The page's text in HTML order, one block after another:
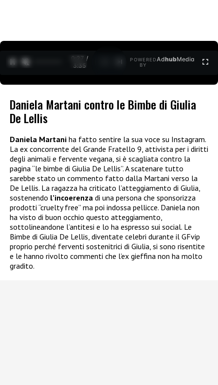
0:27 /
3:35
POWERED
BY
AdhubMedia
Daniela Martani contro le Bimbe di Giulia
De Lellis
Daniela Martani ha fatto sentire la sua voce su Instagram.
La ex concorrente del Grande Fratello 9, attivista per i diritti
degli animali e fervente vegana, si è scagliata contro la
pagina “le bimbe di Giulia De Lellis”. A scatenare tutto
sarebbe stato un commento fatto dalla Martani verso la
De Lellis. La ragazza ha criticato l’atteggiamento di Giulia,
sostenendo l’incoerenza di una persona che sponsorizza
prodotti “cruelty free” ma poi indossa pellicce. Daniela non
ha visto di buon occhio questo atteggiamento,
sottolineandone l’antitesi e lo ha espresso sui social. Le
Bimbe di Giulia De Lellis, diventate celebri durante il GFvip
proprio perché ferventi sostenitrici di Giulia, si sono risentite
e le hanno rivolto commenti che l’ex gieffina non ha molto
gradito.